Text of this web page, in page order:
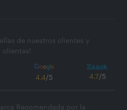
de nuestros clientes y
clientas!
4.4/5 4.7/5
Recomendada por la